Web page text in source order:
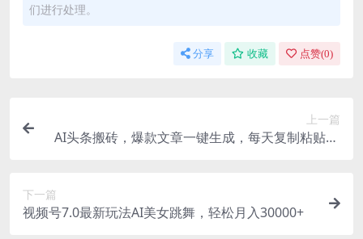
们进行处理。
分享 收藏 点赞(0)
上一篇
AI头条搬砖，爆款文章一键生成，每天复制粘贴10
下一篇
视频号7.0最新玩法AI美女跳舞，轻松月入30000+